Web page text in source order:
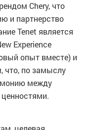
Chery, что
и партнерство
Tenet является
Experience
опыт вместе) и
что, по замыслу
между